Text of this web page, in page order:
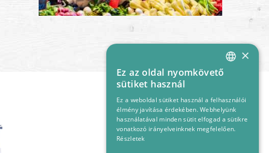
HUNGARIAN
×
Ez az oldal nyomkövető
sütiket használ
Ez a weboldal sütiket használ a felhasználói
élmény javítása érdekében. Webhelyünk
használatával minden sütit elfogad a sütikre
vonatkozó irányelveinknek megfelelően.
Részletek